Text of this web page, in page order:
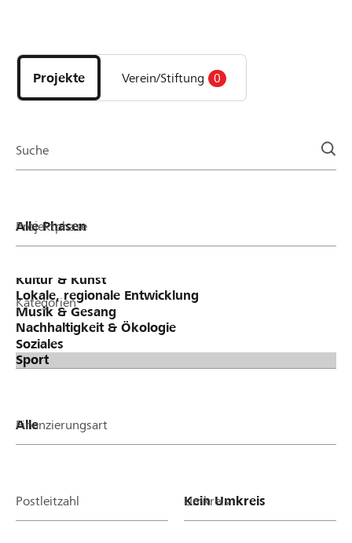
DE FR IT
Projekte
und
Organisationen
Projekte Verein/Stiftung 0
Suche
Projektphase
Kategorien
Finanzierungsart
Postleitzahl Umkreis